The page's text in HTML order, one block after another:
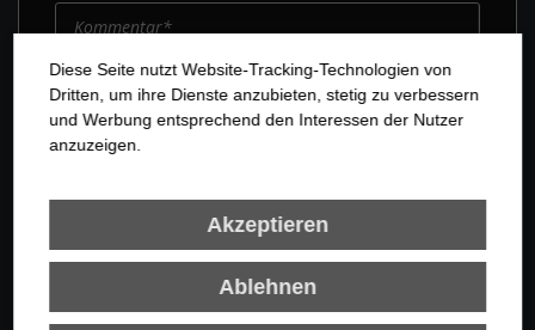
Diese Seite nutzt Website-Tracking-Technologien von
Dritten, um ihre Dienste anzubieten, stetig zu verbessern
und Werbung entsprechend den Interessen der Nutzer
anzuzeigen.
Akzeptieren
Ablehnen